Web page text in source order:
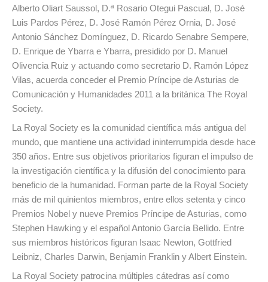
Alberto Oliart Saussol, D.ª Rosario Otegui Pascual, D. José
Luis Pardos Pérez, D. José Ramón Pérez Ornia, D. José
Antonio Sánchez Domínguez, D. Ricardo Senabre Sempere,
D. Enrique de Ybarra e Ybarra, presidido por D. Manuel
Olivencia Ruiz y actuando como secretario D. Ramón López
Vilas, acuerda conceder el Premio Príncipe de Asturias de
Comunicación y Humanidades 2011 a la británica The Royal
Society.
La Royal Society es la comunidad científica más antigua del
mundo, que mantiene una actividad ininterrumpida desde hace
350 años. Entre sus objetivos prioritarios figuran el impulso de
la investigación científica y la difusión del conocimiento para
beneficio de la humanidad. Forman parte de la Royal Society
más de mil quinientos miembros, entre ellos setenta y cinco
Premios Nobel y nueve Premios Príncipe de Asturias, como
Stephen Hawking y el español Antonio García Bellido. Entre
sus miembros históricos figuran Isaac Newton, Gottfried
Leibniz, Charles Darwin, Benjamin Franklin y Albert Einstein.
La Royal Society patrocina múltiples cátedras así como